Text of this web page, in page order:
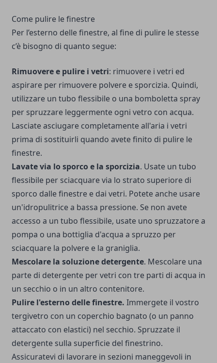
Come pulire le finestre
Per l’esterno delle finestre, al fine di pulire le stesse
c’è bisogno di quanto segue:
Rimuovere e pulire i vetri: rimuovere i vetri ed
aspirare per rimuovere polvere e sporcizia. Quindi,
utilizzare un tubo flessibile o una bomboletta spray
per spruzzare leggermente ogni vetro con acqua.
Lasciate asciugare completamente all'aria i vetri
prima di sostituirli quando avete finito di pulire le
finestre.
Lavate via lo sporco e la sporcizia. Usate un tubo
flessibile per sciacquare via lo strato superiore di
sporco dalle finestre e dai vetri. Potete anche usare
un'idropulitrice a bassa pressione. Se non avete
accesso a un tubo flessibile, usate uno spruzzatore a
pompa o una bottiglia d'acqua a spruzzo per
sciacquare la polvere e la graniglia.
Mescolare la soluzione detergente. Mescolare una
parte di detergente per vetri con tre parti di acqua in
un secchio o in un altro contenitore.
Pulire l'esterno delle finestre. Immergete il vostro
tergivetro con un coperchio bagnato (o un panno
attaccato con elastici) nel secchio. Spruzzate il
detergente sulla superficie del finestrino.
Assicuratevi di lavorare in sezioni maneggevoli in